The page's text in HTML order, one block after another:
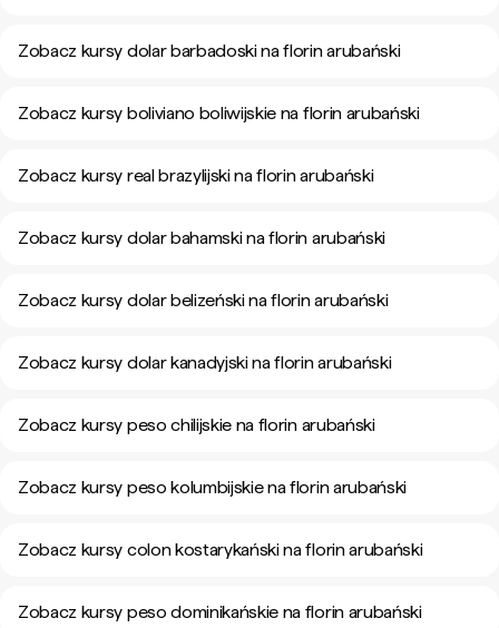
Zobacz kursy dolar barbadoski na florin arubański
Zobacz kursy boliviano boliwijskie na florin arubański
Zobacz kursy real brazylijski na florin arubański
Zobacz kursy dolar bahamski na florin arubański
Zobacz kursy dolar belizeński na florin arubański
Zobacz kursy dolar kanadyjski na florin arubański
Zobacz kursy peso chilijskie na florin arubański
Zobacz kursy peso kolumbijskie na florin arubański
Zobacz kursy colon kostarykański na florin arubański
Zobacz kursy peso dominikańskie na florin arubański